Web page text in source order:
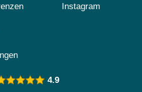
Instagram
4.9